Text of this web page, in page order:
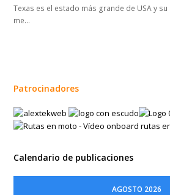
Texas es el estado más grande de USA y
me…
Patrocinadores
Calendario de publicaciones
AGOSTO 2026